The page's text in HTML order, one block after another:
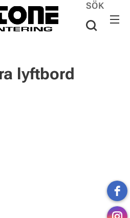
SÖK
lyftbord